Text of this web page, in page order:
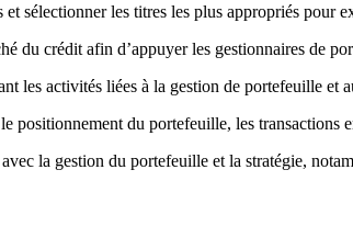
sélectionner les titres les plus appropriés pour
du crédit afin d’appuyer les gestionnaires de
les activités liées à la gestion de portefeuille et
positionnement du portefeuille, les transactions
la gestion du portefeuille et la stratégie,